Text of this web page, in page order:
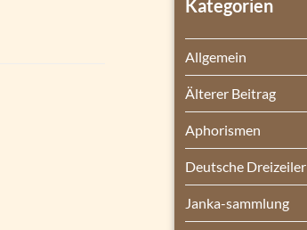
Kategorien
Allgemein
Älterer Beitrag
Aphorismen
Deutsche Dreizeiler
Janka-sammlung